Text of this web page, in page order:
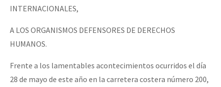
INTERNACIONALES,
A LOS ORGANISMOS DEFENSORES DE DERECHOS
HUMANOS.
Frente a los lamentables acontecimientos ocurridos el día
28 de mayo de este año en la carretera costera número 200,